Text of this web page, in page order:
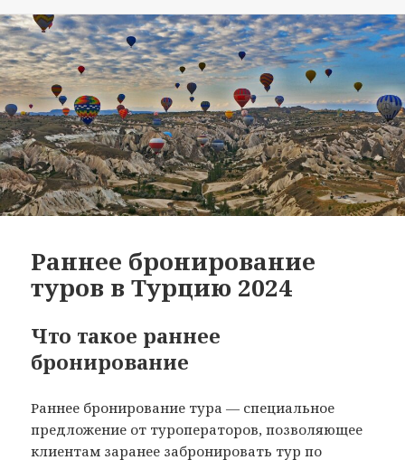
Раннее бронирование
туров в Турцию 2024
Что такое раннее
бронирование
Раннее бронирование тура — специальное
предложение от туроператоров, позволяющее
клиентам заранее забронировать тур по